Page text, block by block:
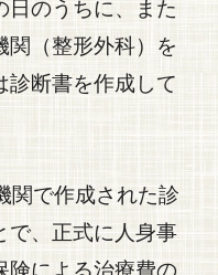
日のうちに、また
関（整形外科）を
診断書を作成して
関で作成された診
で、正式に人身事